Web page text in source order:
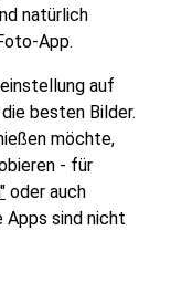
natürlich
App.
auf
besten Bilder.
möchte,
- für
oder auch
Apps sind nicht